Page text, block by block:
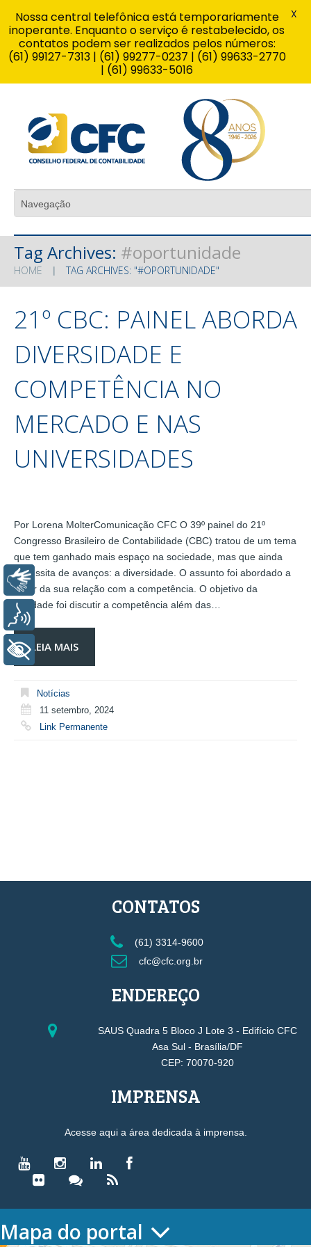
Tag Archives: #oportunidade
HOME TAG ARCHIVES: "#OPORTUNIDADE"
21º CBC: PAINEL ABORDA
DIVERSIDADE E
COMPETÊNCIA NO
MERCADO E NAS
UNIVERSIDADES
Por Lorena MolterComunicação CFC O 39º painel do 21º
Congresso Brasileiro de Contabilidade (CBC) tratou de um tema
que tem ganhado mais espaço na sociedade, mas que ainda
necessita de avanços: a diversidade. O assunto foi abordado a
partir da sua relação com a competência. O objetivo da
atividade foi discutir a competência além das…
LEIA MAIS
Notícias
11 setembro, 2024
Link Permanente
CONTATOS
(61) 3314-9600
cfc@cfc.org.br
ENDEREÇO
SAUS Quadra 5 Bloco J Lote 3 - Edifício CFC
Asa Sul - Brasília/DF
CEP: 70070-920
IMPRENSA
Acesse aqui a área dedicada à imprensa.
Mapa do portal
Nossa central telefônica está temporariamente
inoperante. Enquanto o serviço é restabelecido, os
contatos podem ser realizados pelos números:
(61) 99127-7313 | (61) 99277-0237 | (61) 99633-2770
| (61) 99633-5016
X
Libras
+ Acessibilidade